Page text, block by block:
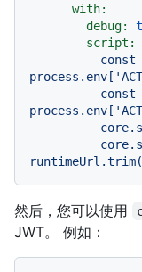
with:
debug:
script:
然后，您可以使用
JWT。 例如：